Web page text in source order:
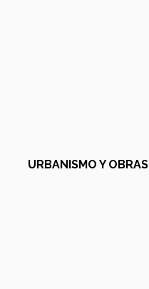
URBANISMO Y OBRAS